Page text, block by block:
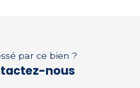
par ce bien ?
nous